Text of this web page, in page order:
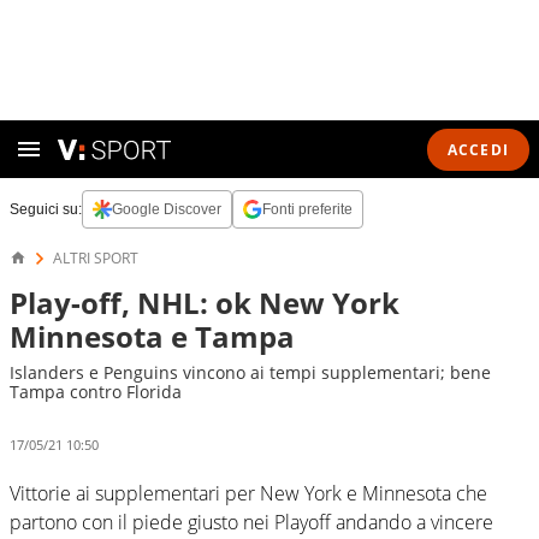
ACCEDI
Seguici su: Google Discover Fonti preferite
ALTRI SPORT
Play-off, NHL: ok New York
Minnesota e Tampa
Islanders e Penguins vincono ai tempi supplementari; bene
Tampa contro Florida
17/05/21 10:50
Vittorie ai supplementari per New York e Minnesota che
partono con il piede giusto nei Playoff andando a vincere